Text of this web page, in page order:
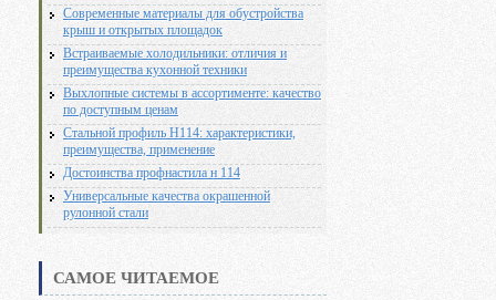
Современные материалы для обустройства
крыш и открытых площадок
Встраиваемые холодильники: отличия и
преимущества кухонной техники
Выхлопные системы в ассортименте: качество
по доступным ценам
Стальной профиль Н114: характеристики,
преимущества, применение
Достоинства профнастила н 114
Универсальные качества окрашенной
рулонной стали
САМОЕ ЧИТАЕМОЕ